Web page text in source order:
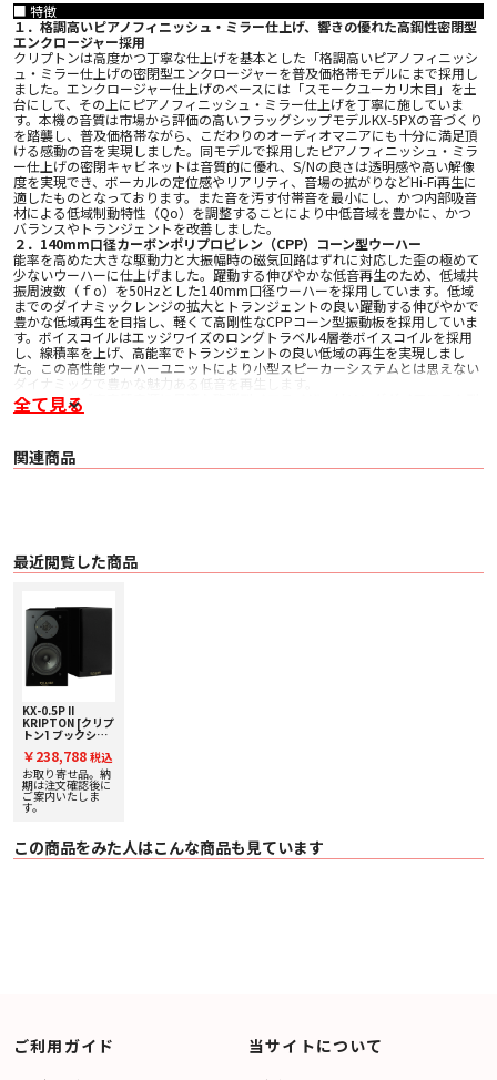
■ 特徴
１．格調高いピアノフィニッシュ・ミラー仕上げ、響きの優れた高鋼性密閉型
エンクロージャー採用
クリプトンは高度かつ丁寧な仕上げを基本とした「格調高いピアノフィニッシ
ュ・ミラー仕上げの密閉型エンクロージャーを普及価格帯モデルにまで採用し
ました。エンクロージャー仕上げのベースには「スモークユーカリ木目」を土
台にして、その上にピアノフィニッシュ・ミラー仕上げを丁寧に施していま
す。本機の音質は市場から評価の高いフラッグシップモデルKX-5PXの音づくり
を踏襲し、普及価格帯ながら、こだわりのオーディオマニアにも十分に満足頂
ける感動の音を実現しました。同モデルで採用したピアノフィニッシュ・ミラ
ー仕上げの密閉キャビネットは音質的に優れ、S/Nの良さは透明感や高い解像
度を実現でき、ボーカルの定位感やリアリティ、音場の拡がりなどHi-Fi再生に
適したものとなっております。また音を汚す付帯音を最小にし、かつ内部吸音
材による低域制動特性（Qo）を調整することにより中低音域を豊かに、かつ
バランスやトランジェントを改善しました。
２．140mm口径カーボンポリプロピレン（CPP）コーン型ウーハー
能率を高めた大きな駆動力と大振幅時の磁気回路はずれに対応した歪の極めて
少ないウーハーに仕上げました。躍動する伸びやかな低音再生のため、低域共
振周波数（ｆo）を50Hzとした140mm口径ウーハーを採用しています。低域
までのダイナミックレンジの拡大とトランジェントの良い躍動する伸びやかで
豊かな低域再生を目指し、軽くて高剛性なCPPコーン型振動板を採用していま
す。ボイスコイルはエッジワイズのロングトラベル4層巻ボイスコイルを採用
し、線積率を上げ、高能率でトランジェントの良い低域の再生を実現しまし
た。この高性能ウーハーユニットにより小型スピーカーシステムとは思えない
ダイナミックで豊かな魅力ある低音を再生します。
３．ハイレゾ高音質音源に最適な砲弾型イコライザー付リングダイアフラム型
ツィーター
た。このツィーターはハイレゾ高音質音源を再生する超高域50kHzまでの帯域
吸音材は純毛（動物性）低密度フェルトとミスティックホワイトの制動特性
（Qo）を調整し、ウーハーの優れた低域特性との相乗効果により、トランジ
ウーハー、ツィーターの各内部配線材に新開発のスピーカーケーブル２種を採
用しました。ウーハーは絹の介在を使用した「PC-Triple C」、ツィーターに
「マグネシウム芯線」の外周にPC-Triple Cを6本撚りしたスピーカーケーブル
を採用。スピーカーユニットの特長に合わせ、試聴を繰り返し、音作り・チュ
ーニングを徹底的に施し完成しました。
６．高音質を目指した低損失、低歪率の2ウェイデバイディングネットワーク
設計
2ウェイのデバイディングネットワークは歪を極小まで抑えるため、抵抗値の
低い直径1.2mmの空芯コイルやケース入りのピッチ材で振動を抑えた低損失メ
タライズドフィルムコンデンサーなどのネットワーク素子を採用しました。優
れたスピーカーユニットの音を極限まで引き出し各々のスピーカーのハーモニ
ーを生み出して、音楽のピアニシモからフォルテシモまで、さらにハイレゾの
音場感までピュアに再現します。
７．バイワイヤリング方式
で分割したバイワイヤリング方式を選定しました。LowとHigh端子に内部配線
材と同一の「PC-Triple C」のバイワイヤリングケーブルを採用しました。バイ
〇 種類 2ウェイブックシェルフ密閉型スピーカーシステム
〇 スピーカーユニット
全て見る
関連商品
最近閲覧した商品
KX-0.5P II
KRIPTON [クリプ
トン] ブックシェ
［ペア］下取り査
定額20%アップ実
施中！
￥238,788 税込
お取り寄せ品。納
期は注文確認後に
ご案内いたしま
す。
この商品をみた人はこんな商品も見ています
ご利用ガイド 当サイトについて